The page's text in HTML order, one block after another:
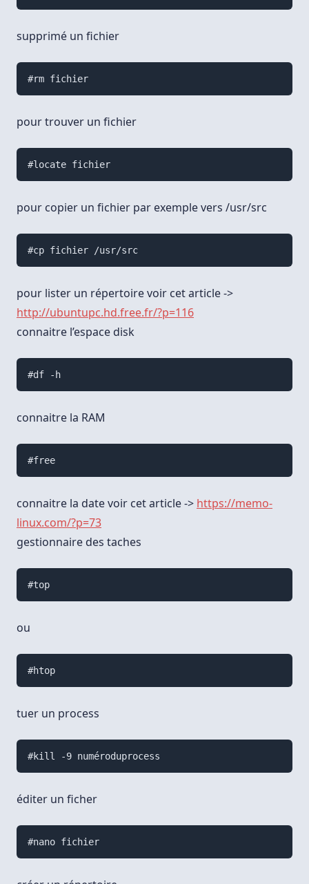
supprimé un fichier
#rm fichier
pour trouver un fichier
#locate fichier
pour copier un fichier par exemple vers /usr/src
#cp fichier /usr/src
pour lister un répertoire voir cet article ->
http://ubuntupc.hd.free.fr/?p=116
connaitre l’espace disk
#df -h
connaitre la RAM
#free
connaitre la date voir cet article -> https://memo-
linux.com/?p=73
gestionnaire des taches
#top
ou
#htop
tuer un process
#kill -9 numéroduprocess
éditer un ficher
#nano fichier